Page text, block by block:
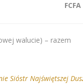
FCFA
walucie) – razem
Sióstr Najświętszej